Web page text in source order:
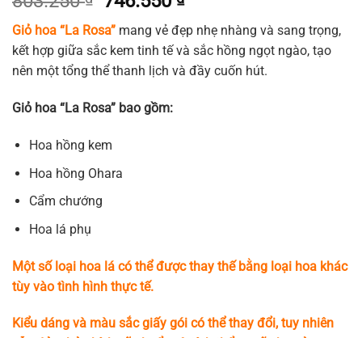
gốc
là:
803.250 ₫.
hiện
tại
là:
746.550 ₫.
Giỏ hoa “La Rosa” mang vẻ đẹp nhẹ nhàng và sang trọng,
kết hợp giữa sắc kem tinh tế và sắc hồng ngọt ngào, tạo
nên một tổng thể thanh lịch và đầy cuốn hút.
Giỏ hoa “La Rosa” bao gồm:
Hoa hồng kem
Hoa hồng Ohara
Cẩm chướng
Hoa lá phụ
Một số loại hoa lá có thể được thay thế bằng loại hoa khác
tùy vào tình hình thực tế.
Kiểu dáng và màu sắc giấy gói có thể thay đổi, tuy nhiên